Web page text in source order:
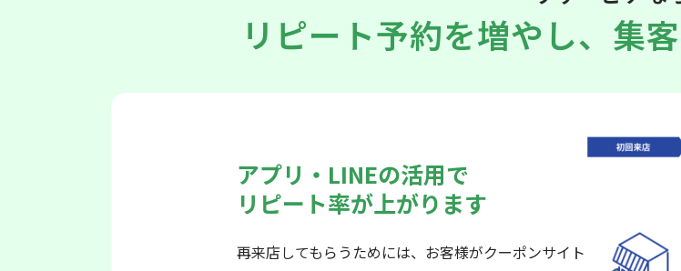
リピート予約を増やし、 集
アプリ・LINEの活用で
リピート率が上がります
再来店してもらうためには、お客様がクーポンサイト